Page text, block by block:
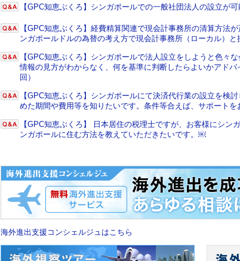
【GPC知恵ぶくろ】シンガポールでの一般社団法人の設立が可
【GPC知恵ぶくろ】経費精算関連で現会計事務所の清算方
ンガポールドルの為替の考え方で現会計事務所（ローカル）と
【GPC知恵ぶくろ】シンガポールで法人設立をしようと色々
情報の見方がわからなく、何を基準に判断したらよいかアド
回）
【GPC知恵ぶくろ】シンガポールにて決済代行業の設立を検
めた期間や費用等を知りたいです。条件等合えば、サポートを
【GPC知恵ぶくろ】 日本居住の税理士ですが、お客様にシン
ンガポールに住む方法を教えていただきたいです。￼
海外進出支援コンシェルジュはこちら